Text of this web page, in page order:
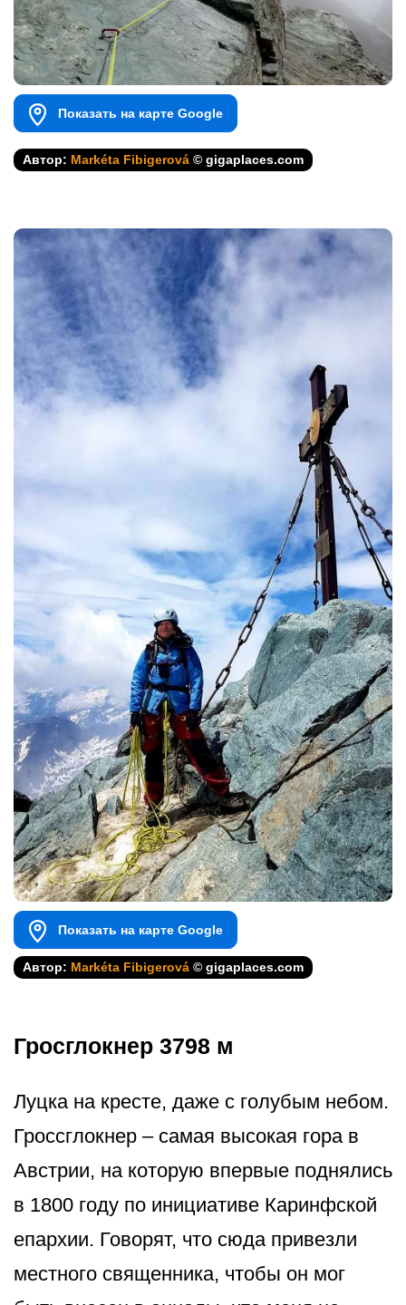
Показать на карте Google
Автор: Markéta Fibigerová © gigaplaces.com
Показать на карте Google
Автор: Markéta Fibigerová © gigaplaces.com
Гросглокнер 3798 м
Луцка на кресте, даже с голубым небом.
Гроссглокнер – самая высокая гора в
Австрии, на которую впервые поднялись
в 1800 году по инициативе Каринфской
епархии. Говорят, что сюда привезли
местного священника, чтобы он мог